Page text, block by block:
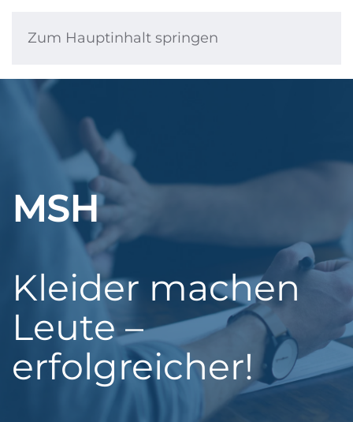
Zum Hauptinhalt springen
MSH
Kleider machen
Leute –
erfolgreicher!